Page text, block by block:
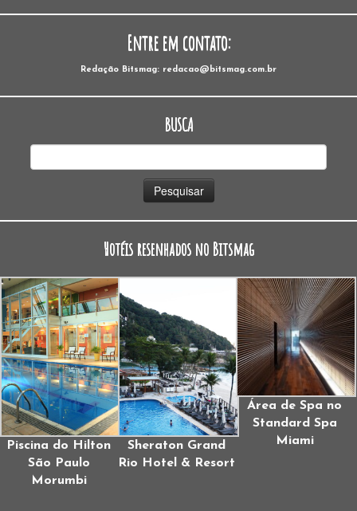
Entre em contato:
Redação Bitsmag: redacao@bitsmag.com.br
BUSCA
Hotéis resenhados no Bitsmag
Piscina do Hilton
São Paulo
Morumbi
Sheraton Grand
Rio Hotel & Resort
Área de Spa no
Standard Spa
Miami